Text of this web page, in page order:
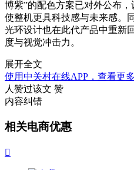
博紫”的配色方案已对外公布，
使整机更具科技感与未来感。
光环设计也在此代产品中重新
度与视觉冲击力。
展开全文
使用中关村在线APP，查看更
人赞过该文 赞
内容纠错
相关电商优惠
